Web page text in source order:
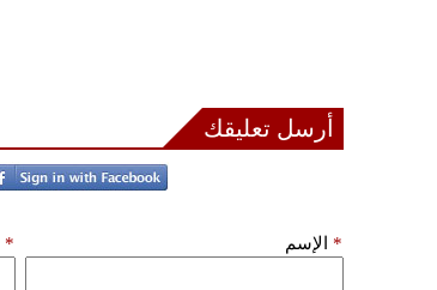
أرسل تعليقك
الإسم *
*